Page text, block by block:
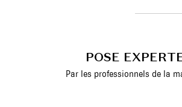
POSE
Par les professionnels de la